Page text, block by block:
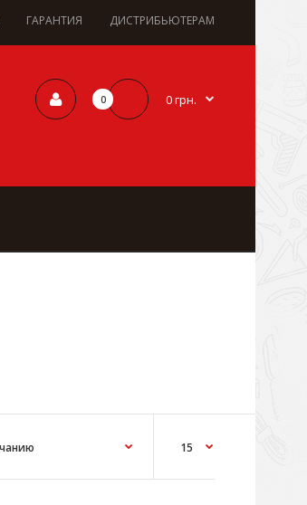
ГАРАНТИЯ ДИСТРИБЬЮТЕРАМ
0 0 грн.